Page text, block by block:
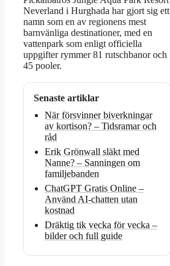
Neverland i Hurghada har gjort sig ett
namn som en av regionens mest
barnvänliga destinationer, med en
vattenpark som enligt officiella
uppgifter rymmer 81 rutschbanor och
45 pooler.
Senaste artiklar
När försvinner biverkningar
av kortison? – Tidsramar och
råd
Erik Grönwall släkt med
Nanne? – Sanningen om
familjebanden
ChatGPT Gratis Online –
Använd AI-chatten utan
kostnad
Dräktig tik vecka för vecka –
bilder och full guide